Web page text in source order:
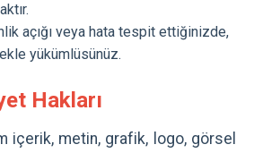
açığı veya hata tespit ettiğinizde,
yükümlüsünüz.
Hakları
içerik, metin, grafik, logo, görsel